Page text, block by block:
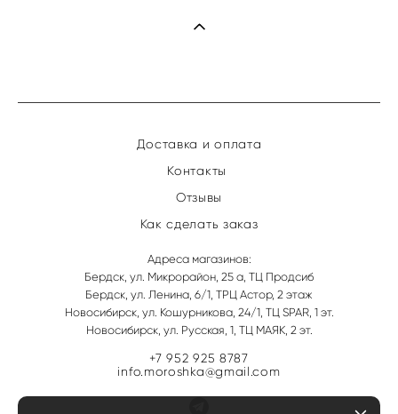
Доставка и оплата
Контакты
Отзывы
Как сделать заказ
Адреса магазинов:
Бердск, ул. Микрорайон, 25 а, ТЦ Продсиб
Бердск, ул. Ленина, 6/1, ТРЦ Астор, 2 этаж
Новосибирск, ул. Кошурникова, 24/1, ТЦ SPAR, 1 эт.
Новосибирск, ул. Русская, 1, ТЦ МАЯК, 2 эт.
+7 952 925 8787
info.moroshka@gmail.com